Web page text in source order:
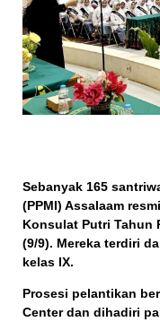
Sebanyak 165
(PPMI) Assalaam
Konsulat Putri Tahun
(9/9). Mereka terdiri
kelas IX.
Prosesi pelantikan
Center dan dihadiri